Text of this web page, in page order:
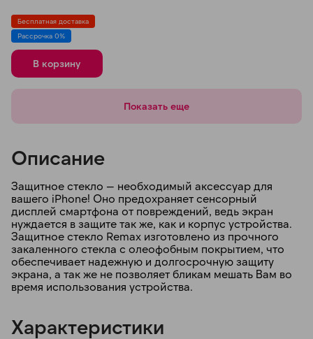
Бежевый
Бесплатная доставка
Рассрочка 0%
В корзину
Показать еще
Описание
Защитное стекло — необходимый аксессуар для
вашего iPhone! Оно предохраняет сенсорный
дисплей смартфона от повреждений, ведь экран
нуждается в защите так же, как и корпус устройства.
Защитное стекло Remax изготовлено из прочного
закаленного стекла с олеофобным покрытием, что
обеспечивает надежную и долгосрочную защиту
экрана, а так же не позволяет бликам мешать Вам во
время использования устройства.
Характеристики